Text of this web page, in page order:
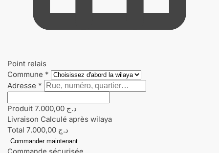
Point relais
Commune *
Adresse *
Produit د.ج
Livraison Calculé après wilaya
Total
د.ج
Commander maintenant